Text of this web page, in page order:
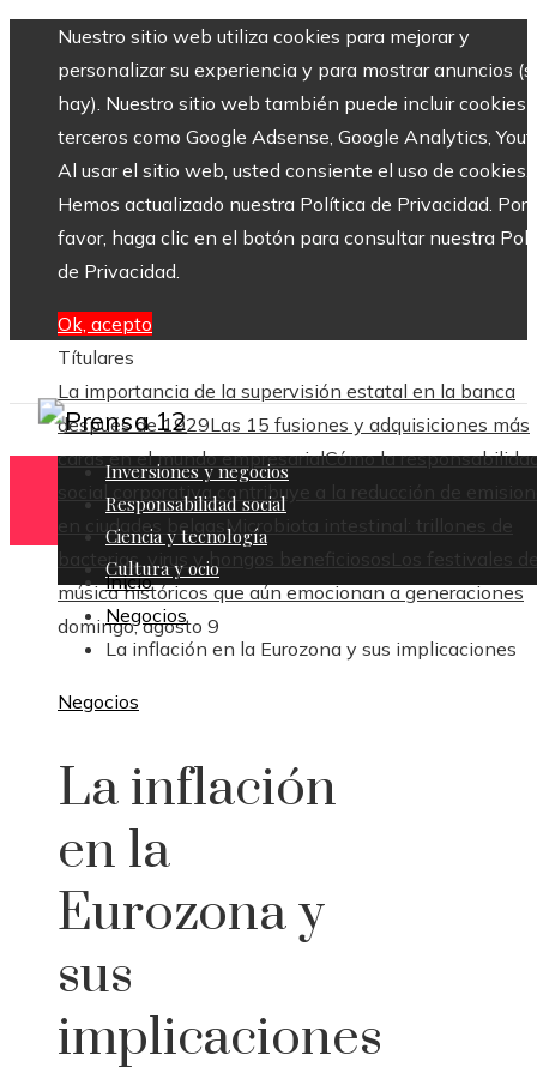
Nuestro sitio web utiliza cookies para mejorar y
personalizar su experiencia y para mostrar anuncios
hay). Nuestro sitio web también puede incluir cookies
terceros como Google Adsense, Google Analytics,
Al usar el sitio web, usted consiente el uso de cookies.
Hemos actualizado nuestra Política de Privacidad. Por
favor, haga clic en el botón para consultar nuestra
de Privacidad.
Ok, acepto
Títulares
La importancia de la supervisión estatal en la banca
después de 1929Las 15 fusiones y adquisiciones más
caras en el mundo empresarialCómo la
social corporativa contribuye a la reducción de
en ciudades belgas Microbiota intestinal: trillones de
bacterias, virus y hongos beneficiosos
Los festivales
música históricos que aún emocionan a generaciones
domingo, agosto 9
Inversiones y negocios
Responsabilidad social
Ciencia y tecnología
Cultura y ocio
Inicio
Negocios
La inflación en la Eurozona y sus implicaciones
Negocios
La inflación
en la
Eurozona y
sus
implicaciones